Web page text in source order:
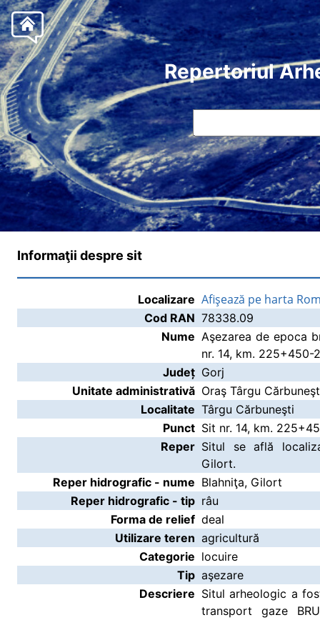
Repertoriul
Informaţii despre sit
Localizare Afişează pe harta
Cod RAN 78338.09
Nume Aşezarea de epoca
nr. 14, km. 225+450-
Județ Gorj
Unitate administrativă Oraş Târgu
Localitate Târgu Cărbuneşti
Punct Sit nr. 14, km.
Reper Situl se află
Gilort.
Reper hidrografic - nume Blahniţa, Gilort
Reper hidrografic - tip râu
Forma de relief deal
Utilizare teren agricultură
Categorie locuire
Tip aşezare
Descriere Situl arheologic a
transport gaze